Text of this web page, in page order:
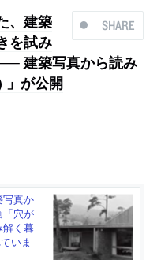
SHARE
、建築
を試み
建築写真から読み
」が公開
写真か
「穴が
く暮
いま